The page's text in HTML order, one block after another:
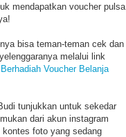
mendapatkan voucher pulsa.
bisa teman-teman cek dan
melalui link
Voucher Belanja
tunjukkan untuk sekedar
dari akun instagram
kontes foto yang sedang